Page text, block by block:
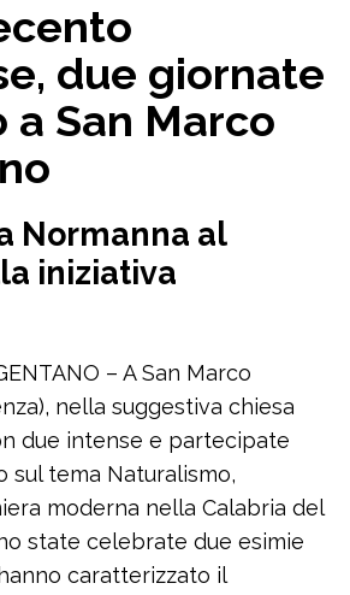
due giornate
a San Marco
Normanna al
iniziativa
– A San Marco
nella suggestiva chiesa
due intense e partecipate
sul tema Naturalismo,
moderna nella Calabria del
state celebrate due esimie
caratterizzato il